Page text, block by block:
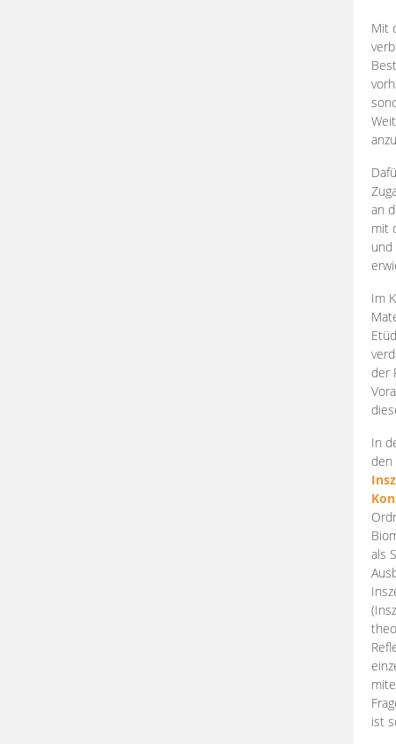
Mit
an
mit
und
Im
der
In
den
als
ist